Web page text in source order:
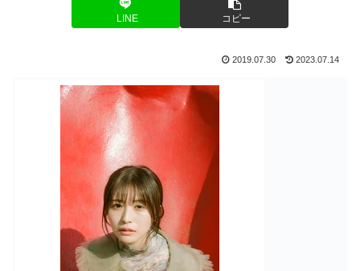
LINE コピー
2019.07.30 2023.07.14